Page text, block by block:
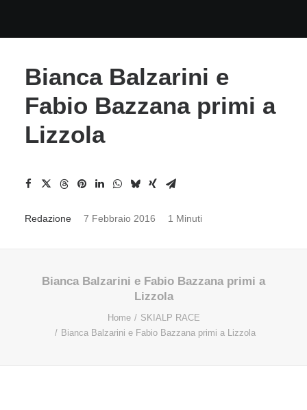
Bianca Balzarini e
Fabio Bazzana primi a
Lizzola
Redazione 7 Febbraio 2016 1 Minuti
Bianca Balzarini e Fabio Bazzana primi a
Lizzola
Home
SKIALP RACE
Bianca Balzarini e Fabio Bazzana primi a Lizzola